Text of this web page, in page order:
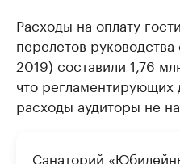
Расходы на оплату
перелетов
2019) составили 1,76
что регламентирующих
расходы аудиторы не
Санаторий